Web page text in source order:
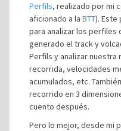
Perfils, realizado por mi
aficionado a la BTT). Este
para analizar los perfiles
generado el track y
Perfils y analizar
recorrida, velocidades
acumulados, etc.
recorrido en 3
cuento después.
Pero lo mejor, desde mi